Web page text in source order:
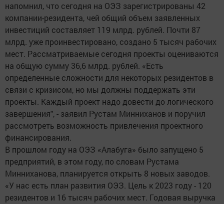
напомнил, что сегодня на ОЭЗ зарегистрированы 42
компании-резидента, чей общий объем заявленных
инвестиций составляет 119 млрд. рублей. Почти 87
млрд. уже проинвестировано, создано 5 тысяч рабочих
мест. Рассматриваемые сегодня проекты оцениваются
на общую сумму 36,6 млрд. рублей. «Есть
определенные сложности для некоторых резидентов в
связи с кризисом, но мы должны поддержать эти
проекты. Каждый проект надо довести до логического
завершения", - заявил Рустам Минниханов и поручил
рассмотреть возможность привлечения проектного
финансирования.
В прошлом году на ОЭЗ «Алабуга» было запущено 5
предприятий, в этом году, по словам Рустама
Минниханова, планируется открыть 8 новых заводов.
«У нас есть план развития ОЭЗ. Цель к 2023 году - 120
резидентов и 16 тысяч рабочих мест. Годовая выручка